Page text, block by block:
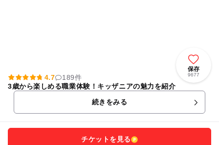
保存
9677
4.7
189件
3歳から楽しめる職業体験！キッザニアの魅力を紹介
続きをみる
チケットを見る